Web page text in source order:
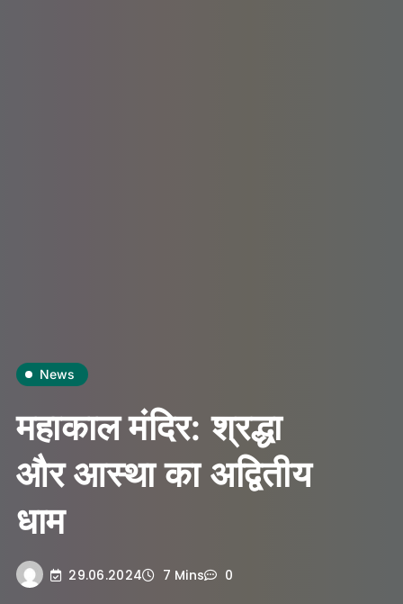
News
महाकाल मंदिर: श्रद्धा
और आस्था का अद्वितीय
धाम
29.06.2024 7 Mins 0